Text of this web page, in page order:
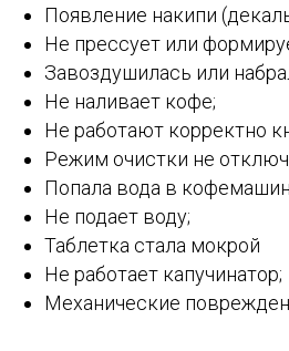
Появление накипи
Не прессует или
Завоздушилась или
Не наливает кофе;
Не работают корректно
Режим очистки не
Попала вода в
Не подает воду;
Таблетка стала мокрой
Не работает капучинатор;
Механические